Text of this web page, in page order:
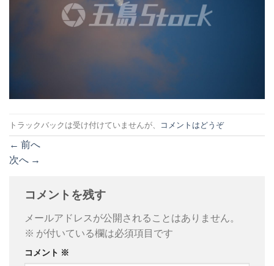
トラックバックは受け付けていませんが、 コメントはどうぞ
← 前へ
次へ →
コメントを残す
メールアドレスが公開されることはありません。
※ が付いている欄は必須項目です
コメント ※